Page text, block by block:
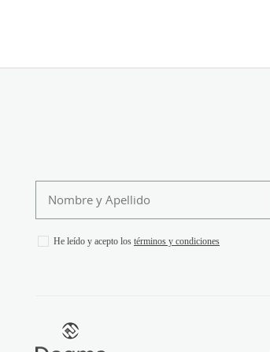
He leído y acepto los términos y condiciones